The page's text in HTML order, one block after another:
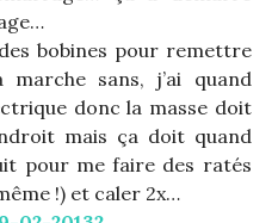
bobines pour remettre
sans, j’ai quand
donc la masse doit
mais ça doit quand
pour me faire des ratés
!) et caler 2x…